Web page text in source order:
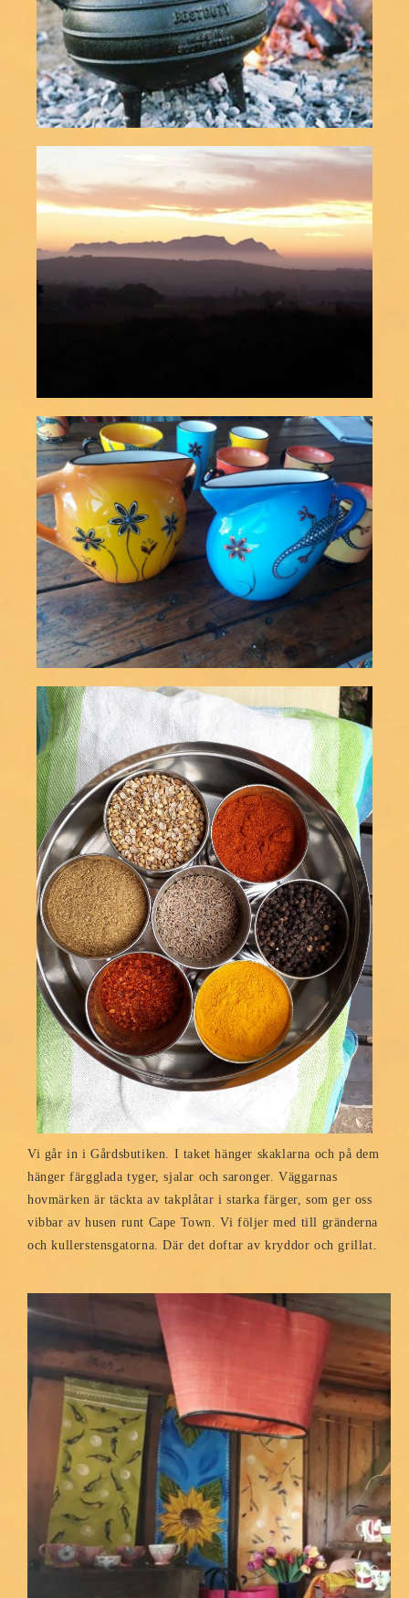
Vi går in i Gårdsbutiken. I taket hänger skaklarna och på dem
hänger färgglada tyger, sjalar och saronger. Väggarnas
hovmärken är täckta av takplåtar i starka färger, som ger oss
vibbar av husen runt Cape Town. Vi följer med till gränderna
och kullerstensgatorna. Där det doftar av kryddor och grillat.